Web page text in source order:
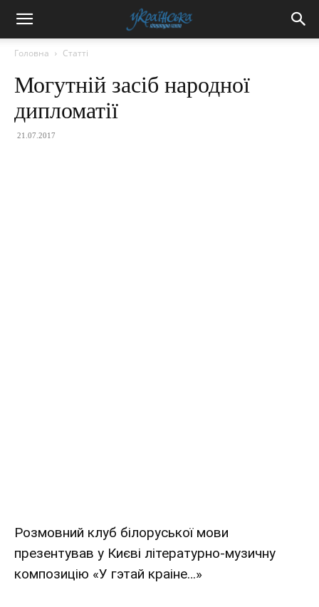
Головна Статті
Могутній засіб народної
дипломатії
21.07.2017
Розмовний клуб білоруської мови
презентував у Києві літературно-музичну
композицію «У гэтай краіне…»